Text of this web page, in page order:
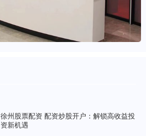
徐州股票配资 配资炒股开户：解锁高收益投
资新机遇